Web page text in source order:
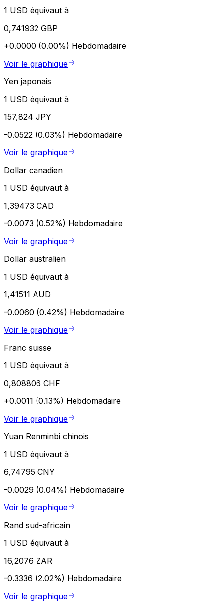
1 USD équivaut à
0,741932 GBP
+0.0000 (0.00%) Hebdomadaire
Voir le graphique
Yen japonais
1 USD équivaut à
157,824 JPY
-0.0522 (0.03%) Hebdomadaire
Voir le graphique
Dollar canadien
1 USD équivaut à
1,39473 CAD
-0.0073 (0.52%) Hebdomadaire
Voir le graphique
Dollar australien
1 USD équivaut à
1,41511 AUD
-0.0060 (0.42%) Hebdomadaire
Voir le graphique
Franc suisse
1 USD équivaut à
0,808806 CHF
+0.0011 (0.13%) Hebdomadaire
Voir le graphique
Yuan Renminbi chinois
1 USD équivaut à
6,74795 CNY
-0.0029 (0.04%) Hebdomadaire
Voir le graphique
Rand sud-africain
1 USD équivaut à
16,2076 ZAR
-0.3336 (2.02%) Hebdomadaire
Voir le graphique